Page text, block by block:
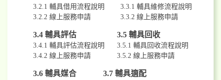
3.2.1 輔具借用流程說明
3.2.2 線上服務申請
3.3.1 輔具維修流程說明
3.3.2 線上服務申請
3.4 輔具評估
3.4.1 輔具評估流程說明
3.4.2 線上服務申請
3.5 輔具回收
3.5.1 輔具回收流程說明
3.5.2 線上服務申請
3.6 輔具媒合 3.7 輔具適配